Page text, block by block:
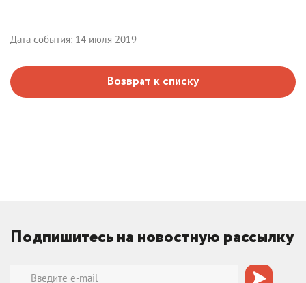
Дата события: 14 июля 2019
Возврат к списку
Подпишитесь на новостную рассылку